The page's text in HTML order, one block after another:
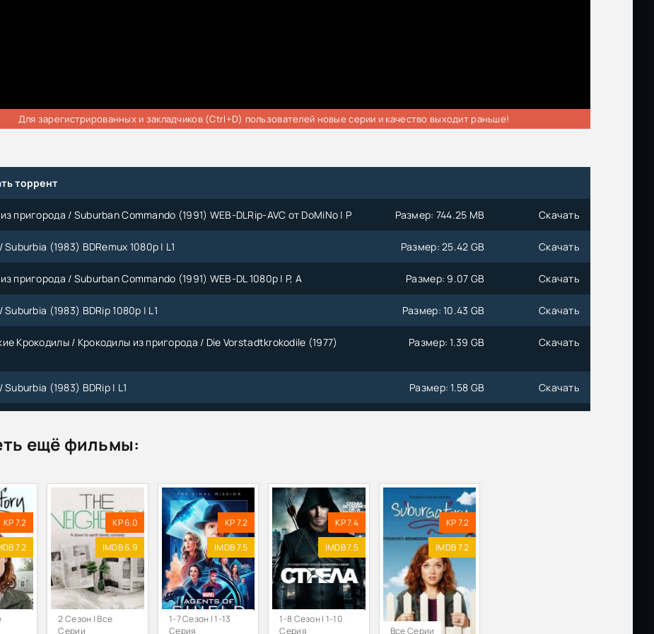
Для зарегистрированных и закладчиков (Ctrl+D) пользователей новые серии и качество выходит раньше!
торрент
пригорода / Suburban Commando (1991) WEB-DLRip-AVC от DoMiNo | P Размер: 744.25 MB Скачать
(1983) BDRemux 1080р | L1 Размер: 25.42 GB Скачать
пригорода / Suburban Commando (1991) WEB-DL 1080p | P, A Размер: 9.07 GB Скачать
(1983) BDRip 1080p | L1 Размер: 10.43 GB Скачать
Крокодилы / Крокодилы из пригорода / Die Vorstadtkrokodile (1977)
Размер: 1.39 GB Скачать
(1983) BDRip | L1 Размер: 1.58 GB Скачать
Suburgatory [S01-03] (2011-2014) WEB-DL 720p | ТНТ, AlexFilm, Кубик в
пригорода / Suburban Commando (1991) WEB-DLRip от Koenig | P, A Размер: 1.45 GB
пригорода / Suburban Commando (1991) HDTVRip-AVC от k.e.n &
A
Размер: 2.41 GB
ПригорАд / Suburgatory [S01-03] (2011-2014) WEB-DLRip | AlexFilm Размер: 13.08 GB
Пригород / Suburgatory [S03] (2014) WEB-DLRip | AlexFilm Размер: 3.18 GB
ещё фильмы:
KP 7.2
7.2
2 Сезон | Все
Серии
KP 6.0
IMDB 6.9
1-7 Сезон | 1-13
Серия
KP 7.2
IMDB 7.5
1-8 Сезон | 1-10
Серия
KP 7.4
IMDB 7.5
Все Серии
KP 7.2
IMDB 7.2